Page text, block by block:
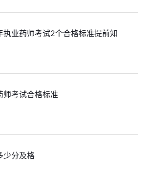
业药师考试2个合格标准提前知
考试合格标准
少分及格